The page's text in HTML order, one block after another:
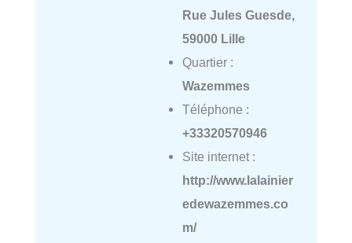
Rue Jules Guesde,
59000 Lille
Quartier :
Wazemmes
Téléphone :
+33320570946
Site internet :
http://www.lalainier
edewazemmes.co
m/